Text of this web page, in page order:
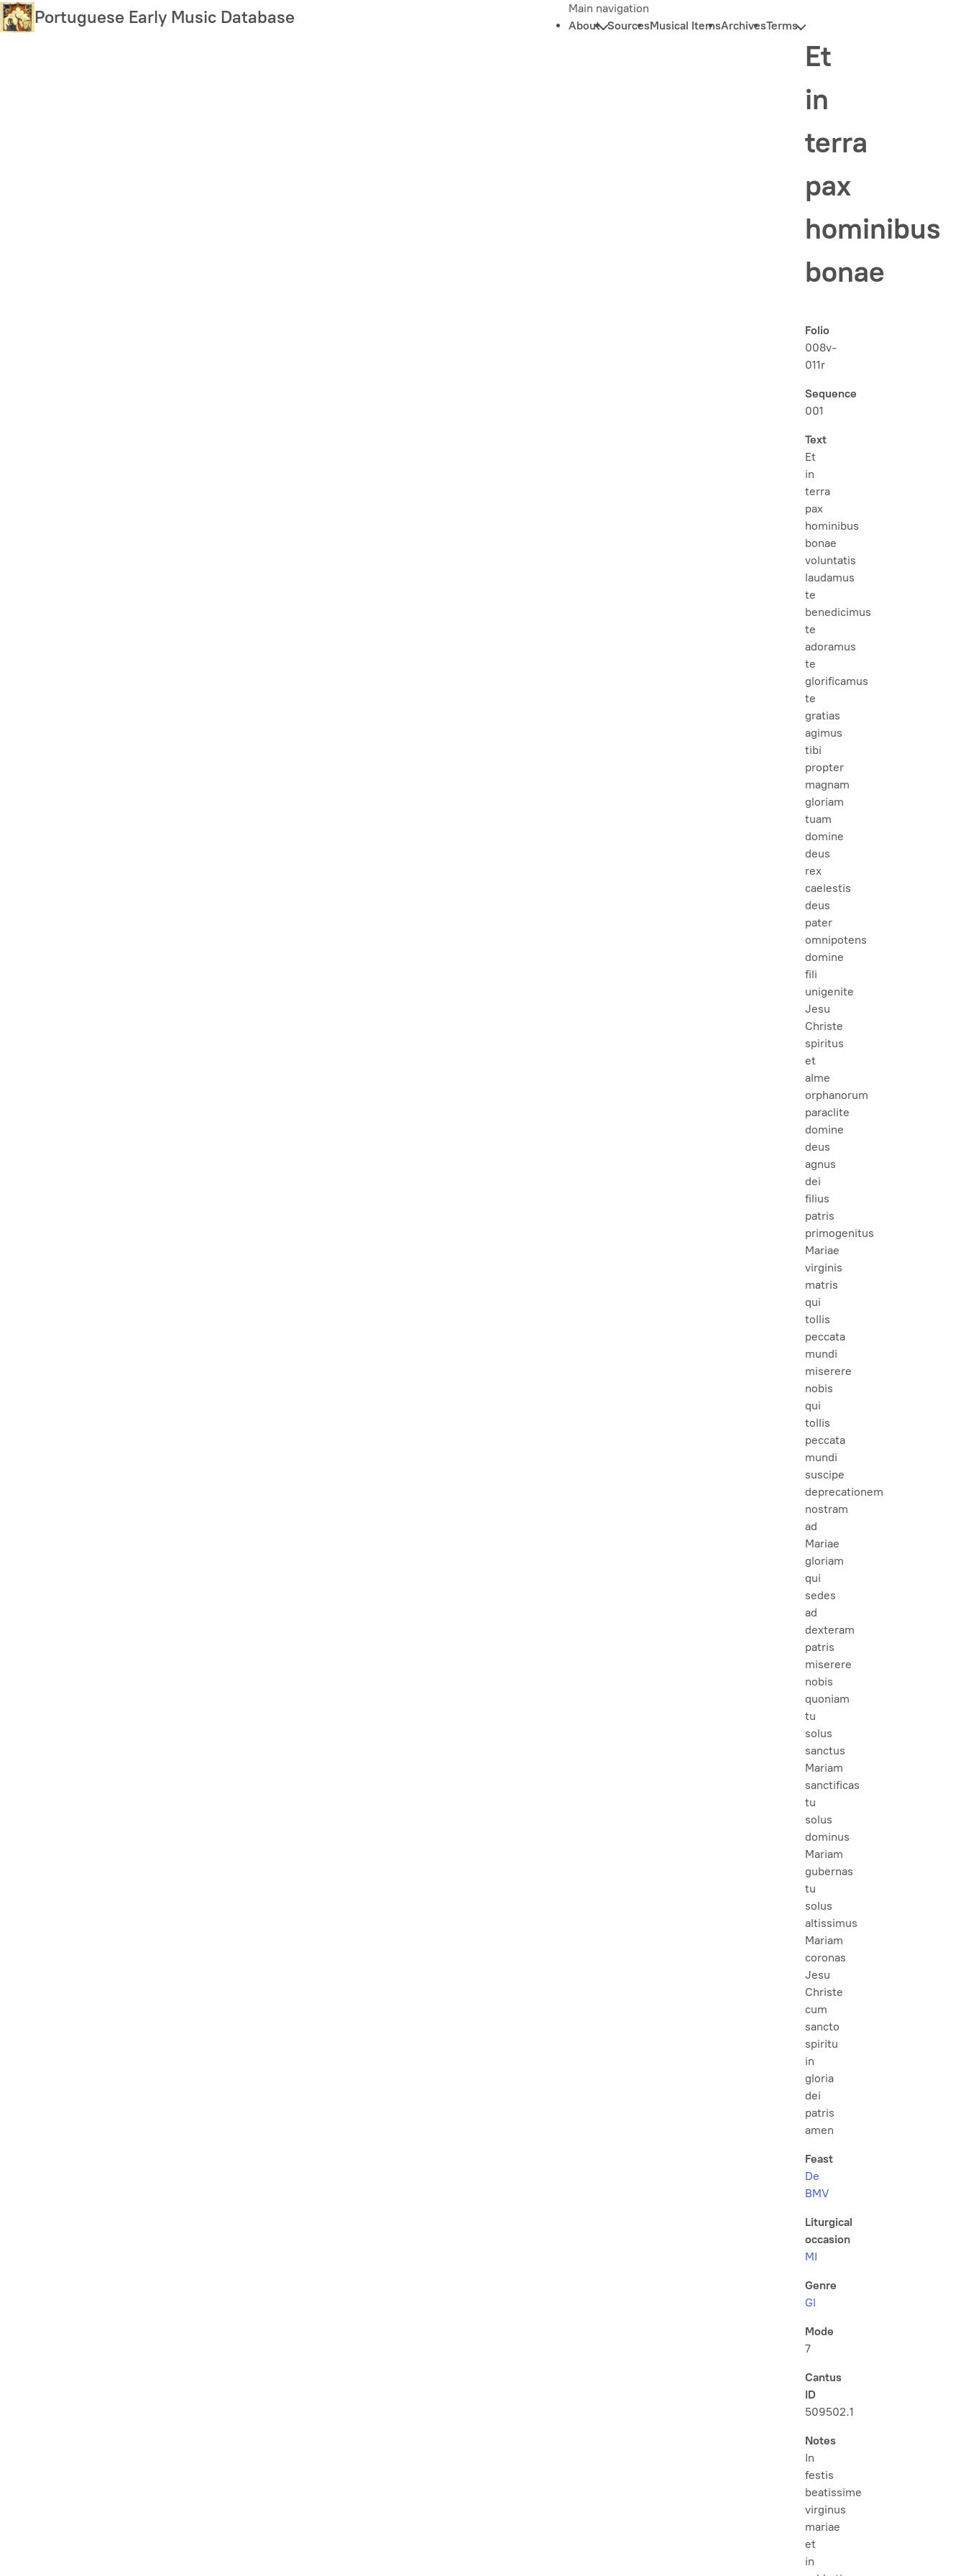
Skip
to
Portuguese Early Music Database
Main navigation
About SourcesMusical ItemsArchivesTerms
Et
in
terra
pax
hominibus
bonae
Folio
008v-
011r
Sequence
001
Text
Et
in
terra
pax
hominibus
bonae
voluntatis
laudamus
te
benedicimus
te
adoramus
te
glorificamus
te
gratias
agimus
tibi
propter
magnam
gloriam
tuam
domine
deus
rex
caelestis
deus
pater
omnipotens
domine
fili
unigenite
Jesu
Christe
spiritus
et
alme
orphanorum
paraclite
domine
deus
agnus
dei
filius
patris
primogenitus
Mariae
virginis
matris
qui
tollis
peccata
mundi
miserere
nobis
qui
tollis
peccata
mundi
suscipe
deprecationem
nostram
ad
Mariae
gloriam
qui
sedes
ad
dexteram
patris
miserere
nobis
quoniam
tu
solus
sanctus
Mariam
sanctificas
tu
solus
dominus
Mariam
gubernas
tu
solus
altissimus
Mariam
coronas
Jesu
Christe
cum
sancto
spiritu
in
gloria
dei
patris
amen
Feast
De
BMV
Liturgical
occasion
MI
Genre
Gl
Mode
7
Cantus
ID
509502.1
Notes
In
festis
beatissime
virginus
mariae
et
in